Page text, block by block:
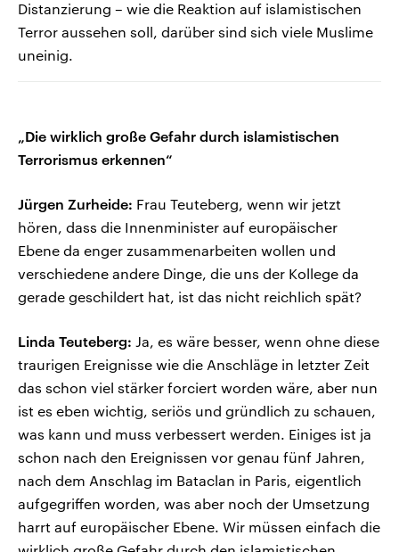
Distanzierung – wie die Reaktion auf islamistischen
Terror aussehen soll, darüber sind sich viele Muslime
uneinig.
„Die wirklich große Gefahr durch islamistischen
Terrorismus erkennen“
Jürgen Zurheide: Frau Teuteberg, wenn wir jetzt
hören, dass die Innenminister auf europäischer
Ebene da enger zusammenarbeiten wollen und
verschiedene andere Dinge, die uns der Kollege da
gerade geschildert hat, ist das nicht reichlich spät?
Linda Teuteberg: Ja, es wäre besser, wenn ohne diese
traurigen Ereignisse wie die Anschläge in letzter Zeit
das schon viel stärker forciert worden wäre, aber nun
ist es eben wichtig, seriös und gründlich zu schauen,
was kann und muss verbessert werden. Einiges ist ja
schon nach den Ereignissen vor genau fünf Jahren,
nach dem Anschlag im Bataclan in Paris, eigentlich
aufgegriffen worden, was aber noch der Umsetzung
harrt auf europäischer Ebene. Wir müssen einfach die